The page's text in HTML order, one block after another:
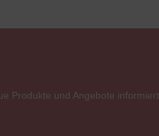
Produkte und Angebote informiert.